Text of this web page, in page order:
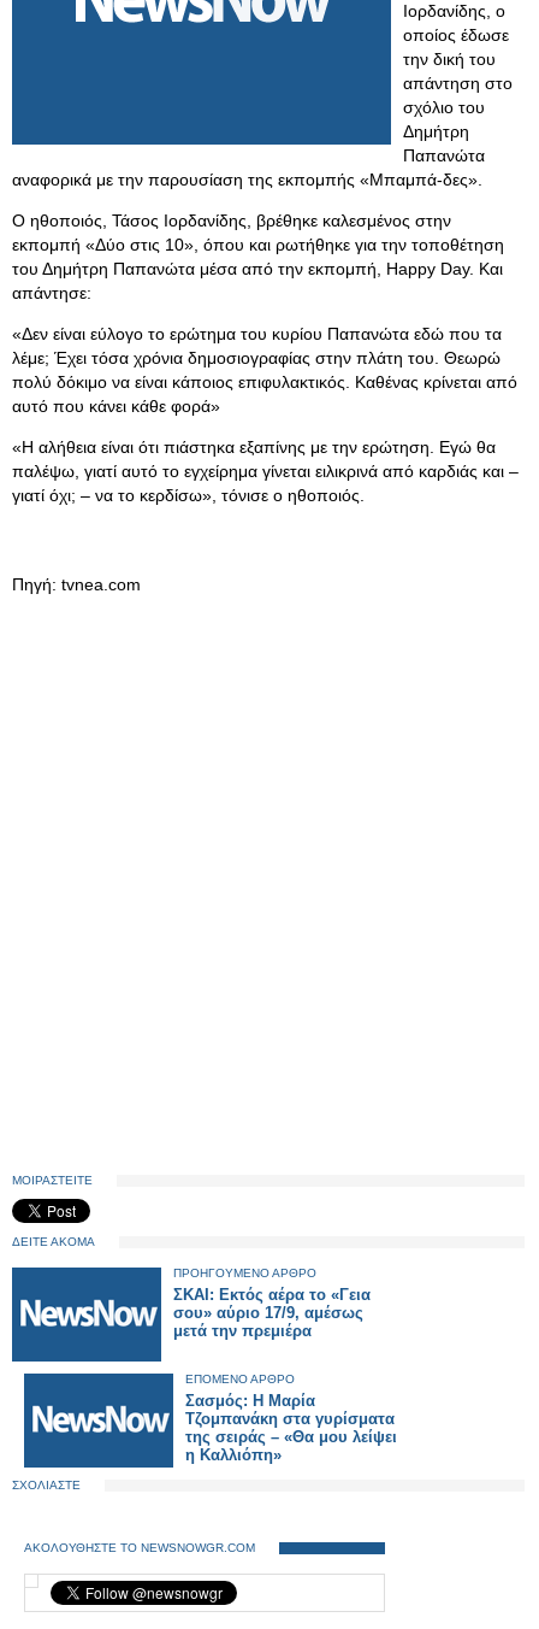
Ιορδανίδης, ο
οποίος έδωσε
την δική του
απάντηση στο
σχόλιο του
Δημήτρη
Παπανώτα
αναφορικά με την παρουσίαση της εκπομπής «Μπαμπά-δες».
Ο ηθοποιός, Τάσος Ιορδανίδης, βρέθηκε καλεσμένος στην
εκπομπή «Δύο στις 10», όπου και ρωτήθηκε για την τοποθέτηση
του Δημήτρη Παπανώτα μέσα από την εκπομπή, Happy Day. Και
απάντησε:
«Δεν είναι εύλογο το ερώτημα του κυρίου Παπανώτα εδώ που τα
λέμε; Έχει τόσα χρόνια δημοσιογραφίας στην πλάτη του. Θεωρώ
πολύ δόκιμο να είναι κάποιος επιφυλακτικός. Καθένας κρίνεται από
αυτό που κάνει κάθε φορά»
«Η αλήθεια είναι ότι πιάστηκα εξαπίνης με την ερώτηση. Εγώ θα
παλέψω, γιατί αυτό το εγχείρημα γίνεται ειλικρινά από καρδιάς και –
γιατί όχι; – να το κερδίσω», τόνισε ο ηθοποιός.
Πηγή: tvnea.com
ΜΟΙΡΑΣΤΕΙΤΕ
ΔΕΙΤΕ ΑΚΟΜΑ
ΠΡΟΗΓΟΥΜΕΝΟ ΑΡΘΡΟ
ΣΚΑΙ: Εκτός αέρα το «Γεια
σου» αύριο 17/9, αμέσως
μετά την πρεμιέρα
ΕΠΟΜΕΝΟ ΑΡΘΡΟ
Σασμός: Η Μαρία
Τζομπανάκη στα γυρίσματα
της σειράς – «Θα μου λείψει
η Καλλιόπη»
ΣΧΟΛΙΑΣΤΕ
ΑΚΟΛΟΥΘΗΣΤΕ ΤΟ NEWSNOWGR.COM